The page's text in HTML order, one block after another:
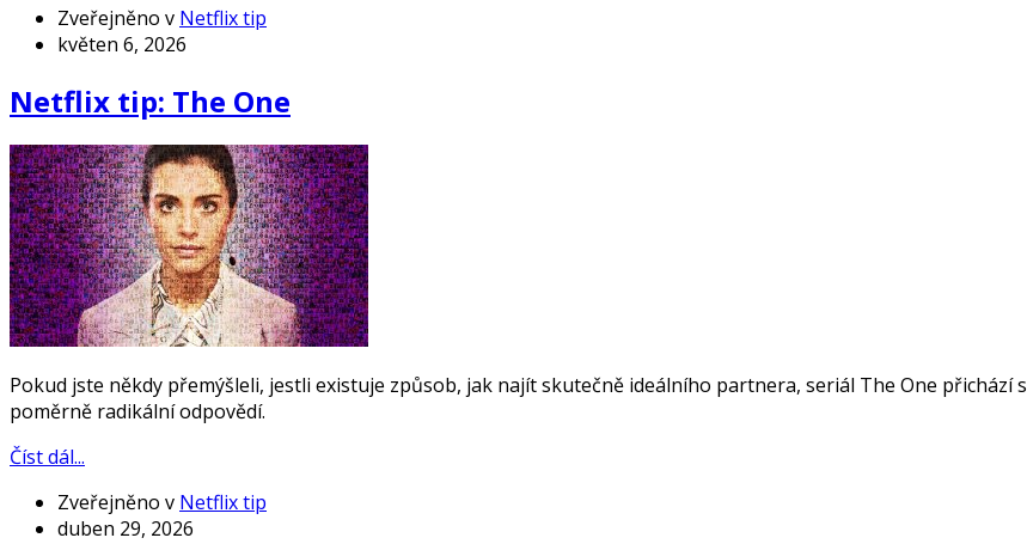
Zveřejněno v Netflix tip
květen 6, 2026
Netflix tip: The One
Pokud jste někdy přemýšleli, jestli existuje způsob, jak najít skutečně ideálního partnera, seriál The One přichází s
poměrně radikální odpovědí.
Číst dál...
Zveřejněno v Netflix tip
duben 29, 2026